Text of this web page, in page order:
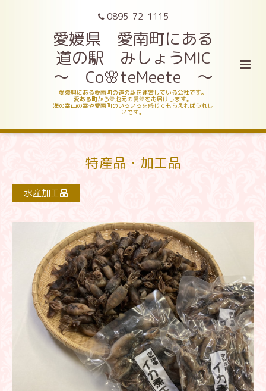
0895-72-1115
愛媛県 愛南町にある
道の駅 みしょうMIC
～ Co🌸teMeete ～
愛媛県にある愛南町の道の駅を運営している会社です。
愛ある町から💛地元の愛💛をお届けします。
海の幸山の幸や愛南町のいろいろを感じてもらえればうれし
いです。
特産品・加工品
水産加工品